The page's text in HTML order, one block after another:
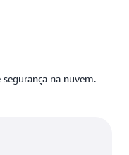
na nuvem.